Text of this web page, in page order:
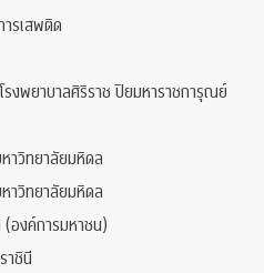
รเสพติด
งพยาบาลศิริราช ปิยมหาราชการุณย์
าวิทยาลัยมหิดล
าวิทยาลัยมหิดล
องค์การมหาชน)
าชินี